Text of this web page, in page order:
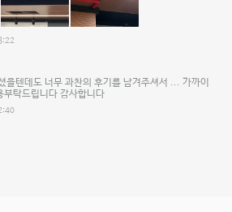
을텐데도 너무 과찬의 후기를 남겨주셔서 ... 가까이
탁드립니다 감사합니다